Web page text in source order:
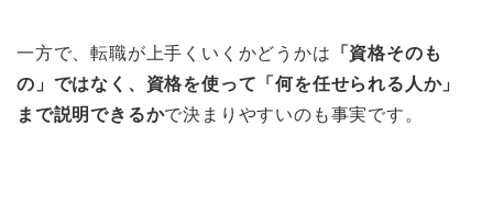
一方で、転職が上手くいくかどうかは 「資格そのも
の」ではなく、資格を使って「何を任せられる人か」
まで説明できるかで決まりやすいのも事実です。